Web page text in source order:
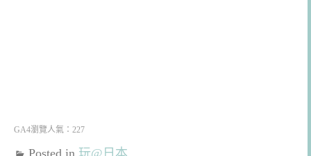
GA4瀏覽人氣：227
Posted in 玩@日本